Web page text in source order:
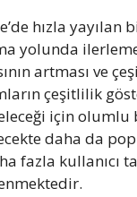
hızla yayılan
yolunda
artması ve
çeşitlilik
için olumlu
daha da
fazla kullanıcı